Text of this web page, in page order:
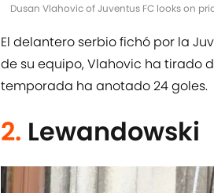
Dusan Vlahovic of Juventus FC looks on
El delantero serbio fichó por la
de su equipo, Vlahovic ha tirado
temporada ha anotado 24 goles.
2. Lewandowski